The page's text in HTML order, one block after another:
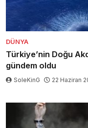
DÜNYA
Türkiye’nin Doğu
gündem oldu
SoleKinG 22 Haziran